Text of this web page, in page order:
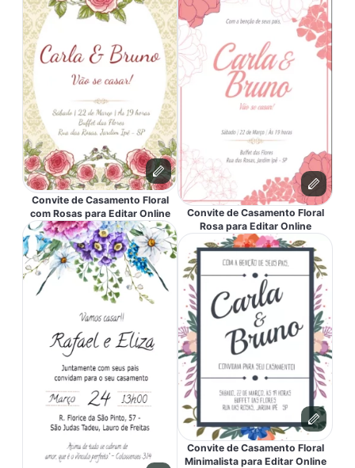
Convite de Casamento Floral
com Rosas para Editar Online
Convite de Casamento Floral
Rosa para Editar Online
Convite de Casamento Floral
Minimalista para Editar Online